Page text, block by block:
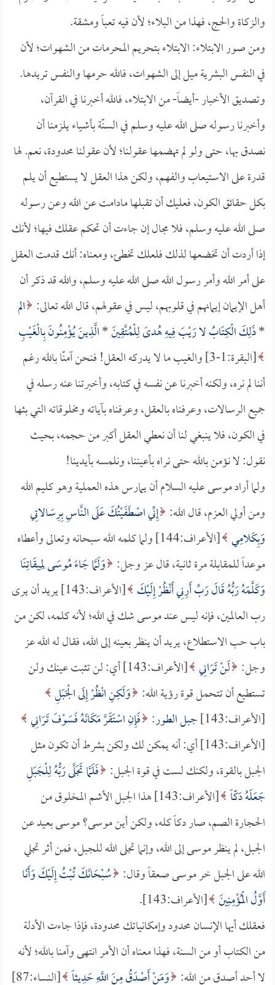
والزكاة والحج، فهذا من البلاء؛ لأن فيه تعباً ومشقة.
ومن صور الابتلاء: الابتلاء بتحريم المحرمات من الشهوات؛ لأن
في النفس البشرية ميل إلى الشهوات، فالله حرمها والنفس تريدها.
وتصديق الأخبار -أيضاً- من الابتلاء، فالله أخبرنا في القرآن،
وأخبرنا رسوله صلى الله عليه وسلم في السنّة بأشياء يلزمنا أن
نصدق بها، حتى ولو لم تهضمها عقولنا؛ لأن عقولنا محدودة، نعم. لها
قدرة على الاستيعاب والفهم، ولكن هذا العقل لا يستطيع أن يلم
بكل حقائق الكون، فعليك أن تقبلها مادامت عن الله وعن رسوله
صلى الله عليه وسلم، فلا مجال إن جاءت أن تحكم عقلك فيها؛ لأنك
إذا أردت أن تخضعها لذلك فلعلك تخطئ، ومعناه: أنك قدمت العقل
على أمر الله وأمر رسول الله صلى الله عليه وسلم، والله قد ذكر أن
أهل الإيمان إيمانهم في قلوبهم، ليس في عقولهم، قال الله تعالى: الم
*ذَلِكَ الْكِتَابُ لا رَيْبَ فِيهِ هُدىً لِلْمُتَّقِينَ*الَّذِينَ يُؤْمِنُونَ بِالْغَيْبِ
[البقرة:1-3] والغيب ما لا يدركه العقل! فنحن آمنّا بالله رغم
أننا لم نره، ولكنه أخبرنا عن نفسه في كتابه، وأخبرتنا عنه رسله في
جميع الرسالات، وعرفناه بالعقل، وعرفناه بآياته ومخلوقاته التي بثها
في الكون، فلا ينبغي لنا أن نعطي العقل أكبر من حجمه، بحيث
نقول: لا نؤمن بالله حتى نراه بأعيننا، ونلمسه بأيدينا!
ولما أراد موسى عليه السلام أن يمارس هذه العملية وهو كليم الله
ومن أولي العزم، قال الله: إِنِّي اصْطَفَيْتُكَ عَلَى النَّاسِ بِرِسَالاتِي
وَبِكَلامِي
[الأعراف:144] ولما كلمه الله سبحانه وتعالى وأعطاه
موعداً للمقابلة مرة ثانية، قال عز وجل: وَلَمَّا جَاءَ مُوسَى لِمِيقَاتِنَا
وَكَلَّمَهُ رَبُّهُ قَالَ رَبِّ أَرِنِي أَنْظُرْ إِلَيْكَ
[الأعراف:143] يريد أن يرى
رب العالمين، فإنه ليس عند موسى شك في الله؛ لأنه كلمه، لكن من
باب حب الاستطلاع، يريد أن ينظر بعينه إلى الله، فقال له الله عز
وجل: لَنْ تَرَانِي
[الأعراف:143] أي: لن تثبت عينك ولن
تستطيع أن تتحمل قوة رؤية الله: وَلَكِنِ انْظُرْ إِلَى الْجَبَلِ
[الأعراف:143]
جبل الطور: فَإِنِ اسْتَقَرَّ مَكَانَهُ فَسَوْفَ تَرَانِي
[الأعراف:143] أي: أنه يمكن لك ولكن بشرط أن تكون مثل
الجبل بالقوة، ولكنك لست في قوة الجبل: فَلَمَّا تَجَلَّى رَبُّهُ لِلْجَبَلِ
جَعَلَهُ دَكّاً
[الأعراف:143] هذا الجبل الأشم المخلوق من
الحجارة الصم، صار دكاً كله، ولكن أين موسى؟ موسى بعيد عن
الجبل، لم ينظر موسى إلى الله، وإنما تجلى الله للجبل، فمن أثر تجلي
الله على الجبل خر موسى صعقاً وقال: سُبْحَانَكَ تُبْتُ إِلَيْكَ وَأَنَا
أَوَّلُ الْمُؤْمِنِينَ [الأعراف:143].
فعقلك أيها الإنسان محدود وإمكانياتك محدودة، فإذا جاءت الأدلة
من الكتاب أو من السنة، فهذا معناه أن الأمر انتهى وآمنا بالله؛ لأنه
لا أحد أصدق من الله: وَمَنْ أَصْدَقُ مِنَ اللَّهِ حَدِيثاً [النساء:87]